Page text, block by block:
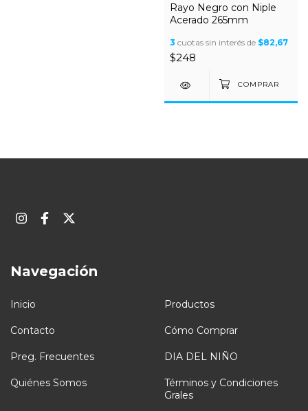
Rayo Negro con Niple
Acerado 265mm
3 cuotas sin interés de $82,67
$248
Navegación
Inicio Productos
Contacto Cómo Comprar
Preg. Frecuentes DIA DEL NIÑO
Quiénes Somos
Términos y Condiciones
Grales